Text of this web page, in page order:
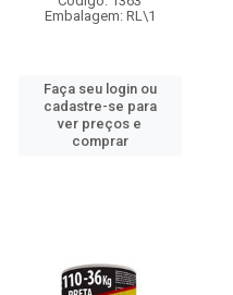
Embalagem: RL\1
Faça seu login ou
cadastre-se para
ver preços e
comprar